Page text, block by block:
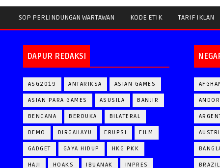
SOP PERLINDUNGAN WARTAWAN KODE ETIK TARIF IKLAN
DAPUR REDAKSI
ASG2019 ANTARIKSA ASIAN GAMES
ASIAN PARA GAMES ASUSILA BANJIR
BENCANA BERDUKA BILATERAL
DEMO DIRGAHAYU ERUPSI FILM
GADGET GAYA HIDUP HKG PKK
HAJI HOAKS IBUANAK INPRES BRAZIL